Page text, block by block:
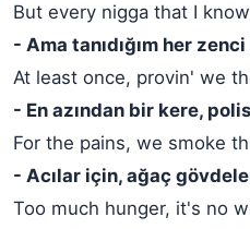
But every nigga that I
- Ama tanıdığım her
At least once, provin' we
- En azından bir kere,
For the pains, we smoke
- Acılar için, ağaç
Too much hunger, it's no